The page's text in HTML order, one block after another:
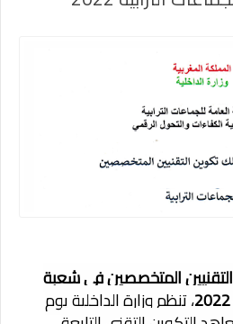
المتخصصين في شعبة
، تنظم وزارة الداخلية يوم